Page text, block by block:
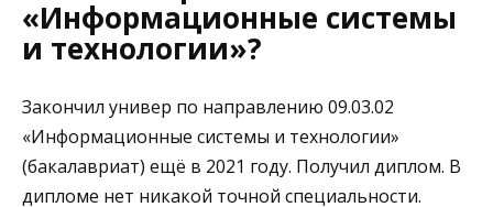
«Информационные системы
и технологии»?
Закончил универ по направлению 09.03.02
«Информационные системы и технологии»
(бакалавриат) ещё в 2021 году. Получил диплом. В
дипломе нет никакой точной специальности.